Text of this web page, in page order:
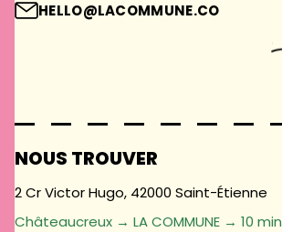
HELLO@LACOMMUNE.CO
NOUS TROUVER
2 Cr Victor Hugo, 42000 Saint-Étienne
Châteaucreux → LA COMMUNE → 10 min